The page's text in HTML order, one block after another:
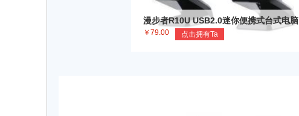
漫步者R10U USB2.0迷你便携式台式电脑
音箱笔记本小音响对箱正品
￥79.00 点击拥有Ta